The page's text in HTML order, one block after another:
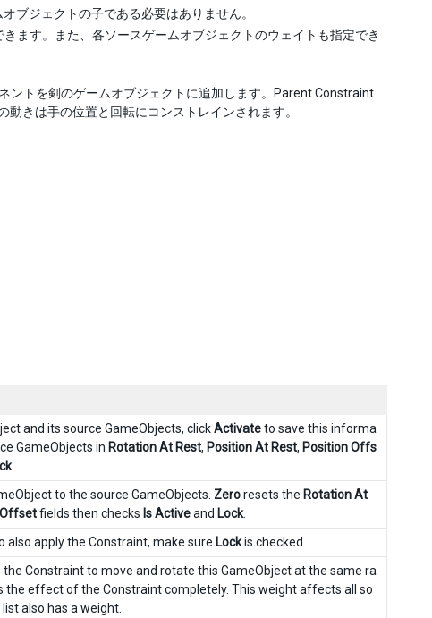
ブジェクトの子である必要はありません。
ます。また、各ソースゲームオブジェクトのウェイトも指定でき
ントを剣のゲームオブジェクトに追加します。Parent Constraint
きは手の位置と回転にコンストレインされます。
and its source GameObjects, clickActivateto save this informa
GameObjects in Rotation At Rest, Position At Rest, Position Offs
.
to the source GameObjects. Zeroresets the Rotation At
fields then checks Is Activeand Lock.
also apply the Constraint, make sure Lockis checked.
Constraint to move and rotate this GameObject at the same ra
the effect of the Constraint completely. This weight affects all so
list also has a weight.